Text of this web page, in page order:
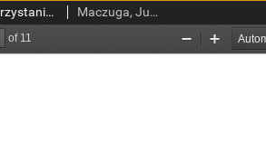
Polskie czasopisma medyczne a wykorzystanie technologii informacyjnych Maczuga, Justyna; Radomska, Anna; Przyłuska, Jolanta